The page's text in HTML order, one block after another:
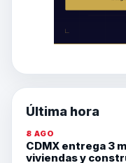
Última hora
8 AGO
CDMX entrega 3
viviendas y